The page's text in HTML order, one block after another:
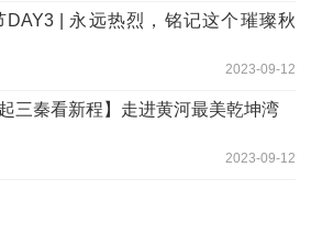
DAY3 | 永远热烈，铭记这个璀璨秋
2023-09-12
三秦看新程】走进黄河最美乾坤湾
2023-09-12